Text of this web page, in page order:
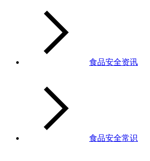
食品安全资讯
食品安全常识